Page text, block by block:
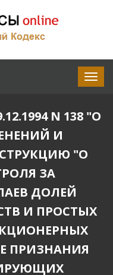
N 138 "О
И
"О
ЗА
ДОЛЕЙ
И ПРОСТЫХ
ПРИЗНАНИЯ